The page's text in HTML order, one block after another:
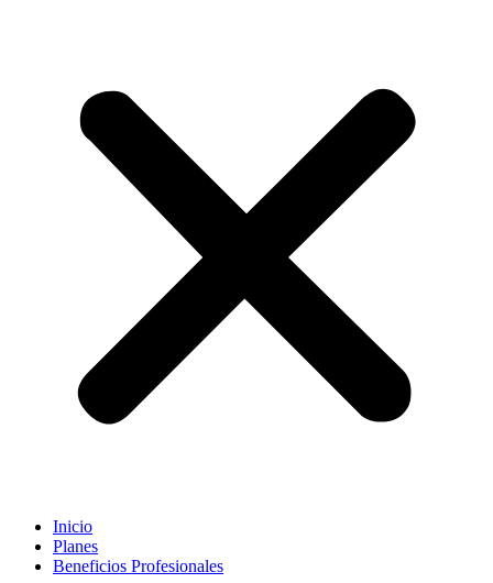
Inicio
Planes
Beneficios Profesionales